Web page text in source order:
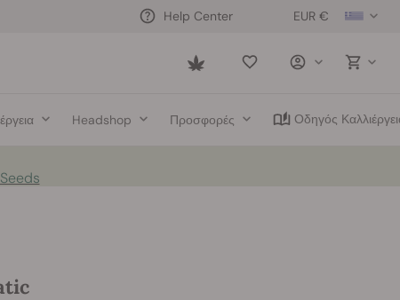
EUR €
Help Center
Saved
Headshop Προσφορές Οδηγός